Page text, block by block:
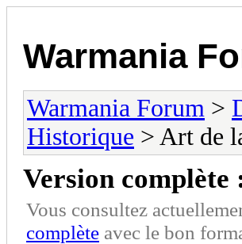
Warmania
Warmania Forum >
Historique > Art de
Version complète
Vous consultez
complète avec le bon